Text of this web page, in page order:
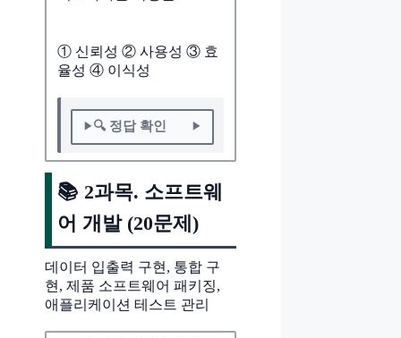
① 신뢰성 ② 사용성 ③ 효
율성 ④ 이식성
🔍 정답 확인
📚 2과목. 소프트웨
어 개발 (20문제)
데이터 입출력 구현, 통합 구
현, 제품 소프트웨어 패키징,
애플리케이션 테스트 관리